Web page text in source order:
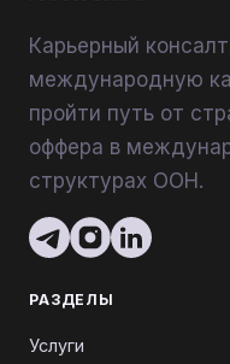
Карьерный
международную
пройти путь от
оффера в
структурах ООН.
РАЗДЕЛЫ
Услуги